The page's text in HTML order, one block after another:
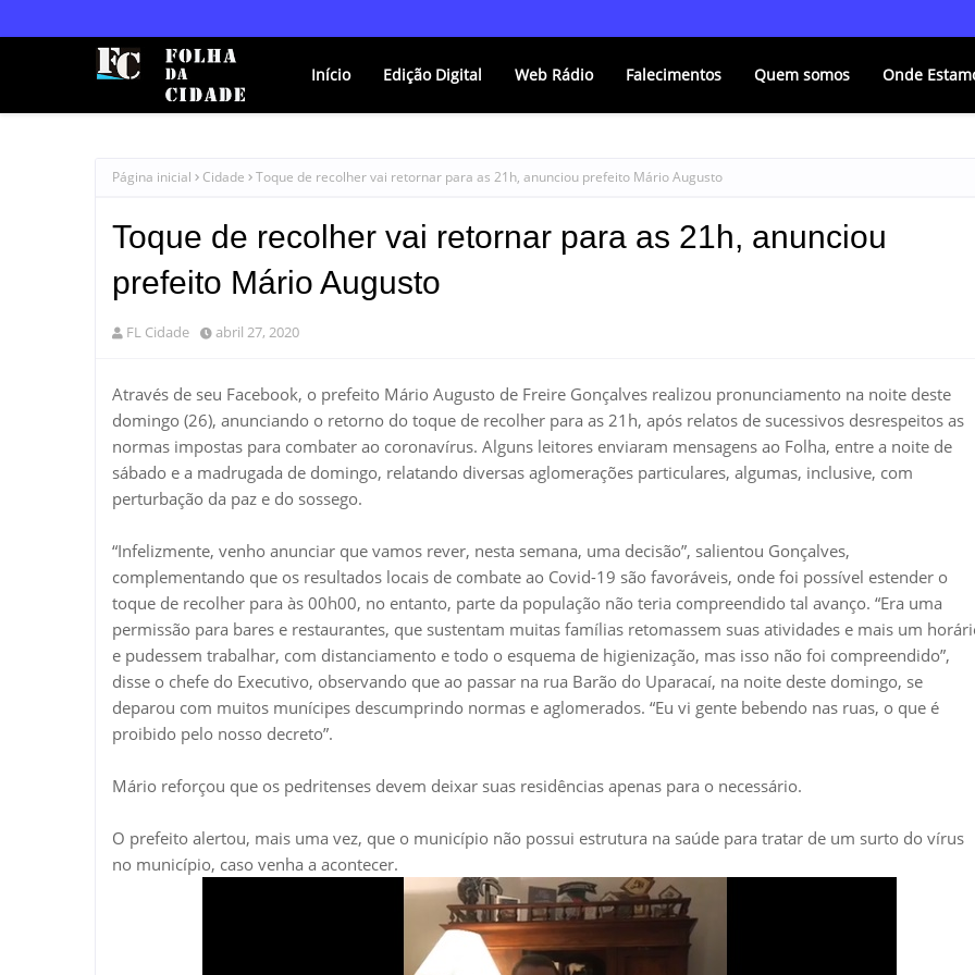
Início Edição Digital Web Rádio Falecimentos Quem somos Onde
Página inicial Cidade Toque de recolher vai retornar para as 21h, anunciou prefeito Mário Augusto
Toque de recolher vai retornar para as 21h, anunciou
prefeito Mário Augusto
FL Cidade abril 27, 2020
Através de seu Facebook, o prefeito Mário Augusto de Freire Gonçalves realizou pronunciamento na noite deste
domingo (26), anunciando o retorno do toque de recolher para as 21h, após relatos de sucessivos desrespeitos as
normas impostas para combater ao coronavírus. Alguns leitores enviaram mensagens ao Folha, entre a noite de
sábado e a madrugada de domingo, relatando diversas aglomerações particulares, algumas, inclusive, com
perturbação da paz e do sossego.
“Infelizmente, venho anunciar que vamos rever, nesta semana, uma decisão”, salientou Gonçalves,
complementando que os resultados locais de combate ao Covid-19 são favoráveis, onde foi possível estender o
toque de recolher para às 00h00, no entanto, parte da população não teria compreendido tal avanço. “Era uma
permissão para bares e restaurantes, que sustentam muitas famílias retomassem suas atividades e mais um
e pudessem trabalhar, com distanciamento e todo o esquema de higienização, mas isso não foi compreendido”,
disse o chefe do Executivo, observando que ao passar na rua Barão do Uparacaí, na noite deste domingo, se
deparou com muitos munícipes descumprindo normas e aglomerados. “Eu vi gente bebendo nas ruas, o que é
proibido pelo nosso decreto”.
Mário reforçou que os pedritenses devem deixar suas residências apenas para o necessário.
O prefeito alertou, mais uma vez, que o município não possui estrutura na saúde para tratar de um surto do vírus
no município, caso venha a acontecer.